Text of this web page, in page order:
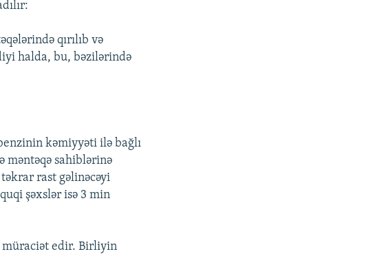
qırılıb və
halda, bu, bəzilərində
kəmiyyəti ilə bağlı
məntəqə sahiblərinə
rast gəlinəcəyi
şəxslər isə 3 min
müraciət edir. Birliyin